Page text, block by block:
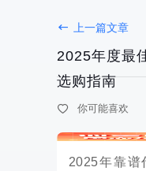
上一篇文章
2025年度最
选购指南
你可能喜欢
2026-02-15